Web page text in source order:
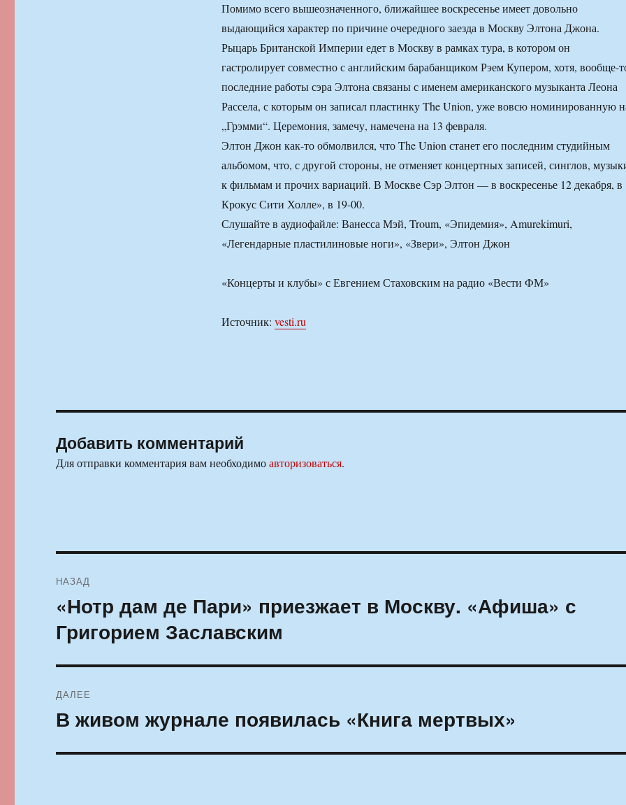
Помимо всего вышеозначенного, ближайшее воскресенье имеет довольно
выдающийся характер по причине очередного заезда в Москву Элтона Джона.
Рыцарь Британской Империи едет в Москву в рамках тура, в котором он
гастролирует совместно с английским барабанщиком Рэем Купером, хотя, вообще-
последние работы сэра Элтона связаны с именем американского музыканта Леона
Рассела, с которым он записал пластинку The Union, уже вовсю номинированную
„Грэмми“. Церемония, замечу, намечена на 13 февраля.
Элтон Джон как-то обмолвился, что The Union станет его последним студийным
альбомом, что, с другой стороны, не отменяет концертных записей, синглов,
к фильмам и прочих вариаций. В Москве Сэр Элтон — в воскресенье 12 декабря, в
Крокус Сити Холле», в 19-00.
Слушайте в аудиофайле: Ванесса Мэй, Troum, «Эпидемия», Amurekimuri,
«Легендарные пластилиновые ноги», «Звери», Элтон Джон
«Концерты и клубы» с Евгением Стаховским на радио «Вести ФМ»
Источник: vesti.ru
Добавить комментарий
Для отправки комментария вам необходимоавторизоваться.
по
записям
НАЗАД
Предыдущая
«Нотр дам де Пари» приезжает в Москву. «Афиша» с
Григорием Заславским
ДАЛЕЕ
Следующая
В живом журнале появилась «Книга мертвых»